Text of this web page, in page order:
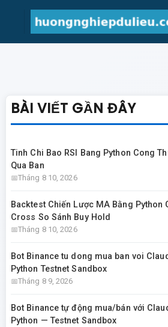
BÀI VIẾT GẦN ĐÂY
Tinh Chi Bao RSI Bang Python Cong
Qua Ban
Tháng 8 10, 2026
Backtest Chiến Lược MA Bằng Python
Cross So Sánh Buy Hold
Tháng 8 10, 2026
Bot Binance tu dong mua ban voi
Python Testnet Sandbox
Tháng 8 9, 2026
Bot Binance tự động mua/bán với
Python — Testnet Sandbox